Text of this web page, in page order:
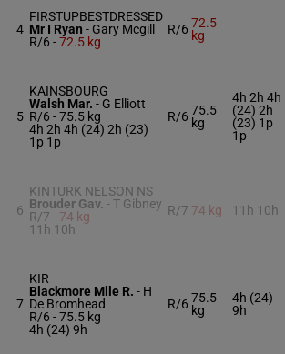
4
FIRSTUPBESTDRESSED
Mr I Ryan - Gary Mcgill
R/6 -72.5 kg
R/6 72.5
kg
5
KAINSBOURG
Walsh Mar. - G Elliott
R/6 -75.5 kg
4h 2h 4h (24) 2h (23)
1p 1p
R/6 75.5
kg
4h 2h 4h
(24) 2h
(23) 1p
1p
6
KINTURK NELSON NS
Brouder Gav. - T Gibney
R/7 - 74 kg
11h 10h
R/7 74 kg 11h 10h
7
KIR
Blackmore Mlle R. - H
De Bromhead
R/6 -75.5 kg
4h (24) 9h
R/6 75.5
kg
4h (24)
9h